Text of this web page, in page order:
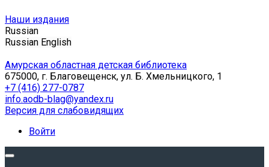
Наши издания
Russian
Russian English
Амурская областная детская библиотека
675000, г. Благовещенск, ул. Б. Хмельницкого, 1
+7 (416) 277-0787
info.aodb-blag@yandex.ru
Версия для слабовидящих
Войти